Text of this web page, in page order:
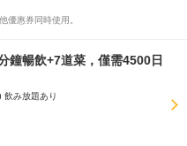
優惠券同時使用。
鐘暢飲+7道菜，僅需4500日
飲み放題あり